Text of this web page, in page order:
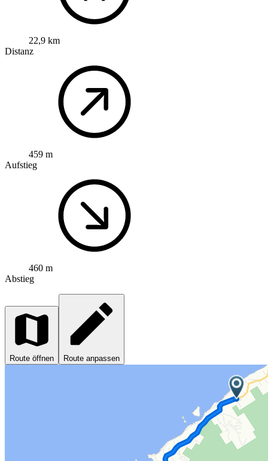
22,9 km
Distanz
459 m
Aufstieg
460 m
Abstieg
Route öffnen Route anpassen